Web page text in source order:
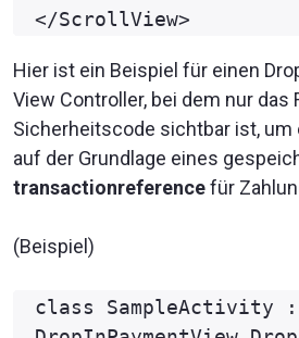
Hier ist ein Beispiel für einen
View Controller, bei dem nur das
Sicherheitscode sichtbar ist, um
auf der Grundlage eines
transactionreferencefür
(Beispiel)
class SampleActivity